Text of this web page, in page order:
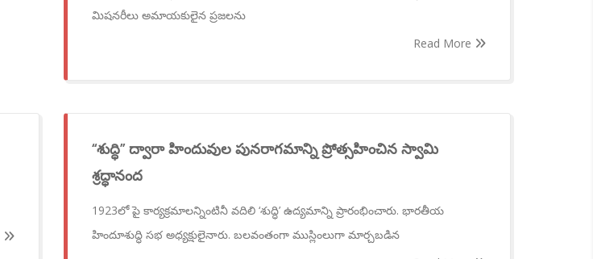
మిషనరీలు అమాయకులైన ప్రజలను
Read More
‘‘శుద్ధి’’ ద్వారా హిందువుల పునరాగమాన్ని ప్రోత్సహించిన స్వామి
శ్రద్ధానంద
1923లో పై కార్యక్రమాలన్నింటినీ వదిలి ‘శుద్ధి’ ఉద్యమాన్ని ప్రారంభించారు. భారతీయ
హిందూశుద్ధి సభ అధ్యక్షులైనారు. బలవంతంగా ముస్లింలుగా మార్చబడిన